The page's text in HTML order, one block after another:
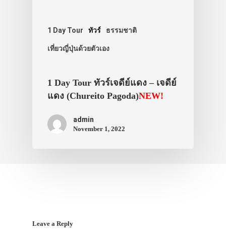
1 Day Tour ทัวร์ ธรรมชาติ
เที่ยวญี่ปุ่นด้วยตัวเอง
1 Day Tour ทัวร์เจดีย์แดง – เจดีย์
แดง (Chureito Pagoda)NEW!
admin
November 1, 2022
Leave a Reply